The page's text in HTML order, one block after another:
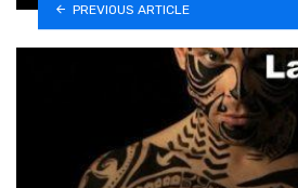
PREVIOUS ARTICLE